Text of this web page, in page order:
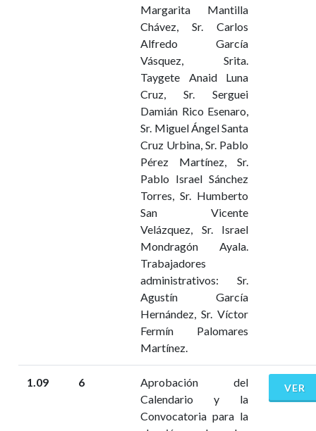
Margarita Mantilla
Chávez, Sr. Carlos
Alfredo García
Vásquez, Srita.
Taygete Anaid Luna
Cruz, Sr. Serguei
Damián Rico Esenaro,
Sr. Miguel Ángel Santa
Cruz Urbina, Sr. Pablo
Pérez Martínez, Sr.
Pablo Israel Sánchez
Torres, Sr. Humberto
San Vicente
Velázquez, Sr. Israel
Mondragón Ayala.
Trabajadores
administrativos: Sr.
Agustín García
Hernández, Sr. Víctor
Fermín Palomares
Martínez.
1.09 6
Aprobación del
Calendario y la
Convocatoria para la
VER